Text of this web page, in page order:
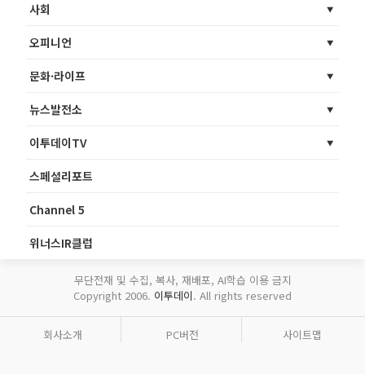
사회
오피니언
문화·라이프
뉴스발전소
이투데이TV
스페셜리포트
Channel 5
위너스IR클럽
무단전재 및 수집, 복사, 재배포, AI학습 이용 금지
Copyright 2006. 이투데이. All rights reserved
회사소개 PC버전 사이트맵